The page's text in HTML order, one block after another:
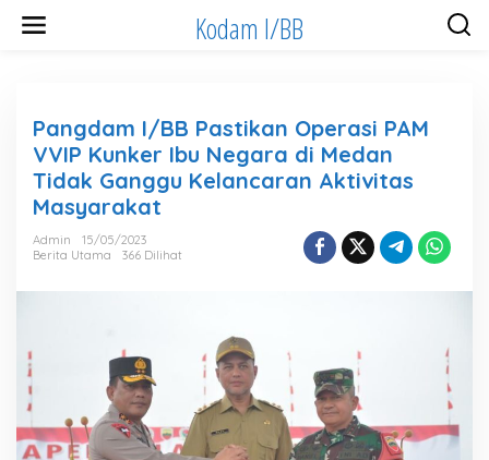
Kodam I/BB
Pangdam I/BB Pastikan Operasi PAM
VVIP Kunker Ibu Negara di Medan
Tidak Ganggu Kelancaran Aktivitas
Masyarakat
Admin
15/05/2023
Berita Utama
366 Dilihat